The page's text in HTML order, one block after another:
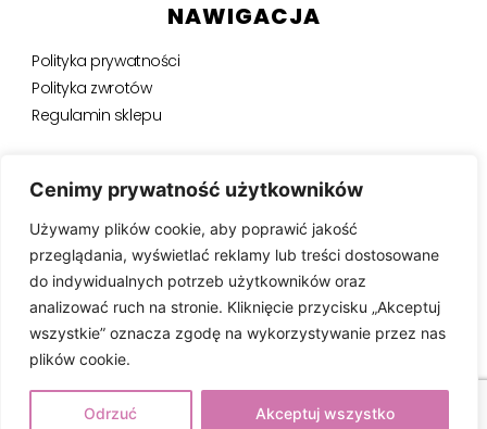
Cenimy prywatność użytkowników
Używamy plików cookie, aby poprawić jakość
przeglądania, wyświetlać reklamy lub treści dostosowane
do indywidualnych potrzeb użytkowników oraz
analizować ruch na stronie. Kliknięcie przycisku „Akceptuj
wszystkie” oznacza zgodę na wykorzystywanie przez nas
plików cookie.
Odrzuć Akceptuj wszystko
NAWIGACJA
Polityka prywatności
Polityka zwrotów
Regulamin sklepu
NEWSLETTER
Bądź na bieżąco, otrzymuj ekskluzywne oferty i nie tylko.
SUBSKRYBUJ ⟶